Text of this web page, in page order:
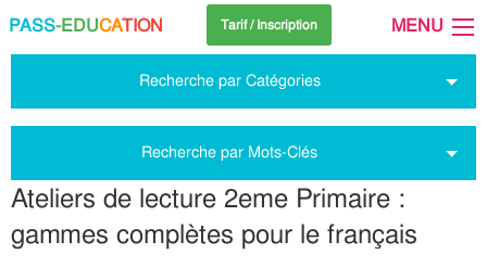
PASS-EDUCATION Tarif / Inscription MENU
Recherche par Catégories
Recherche par Mots-Clés
Ateliers de lecture 2eme Primaire :
gammes complètes pour le français